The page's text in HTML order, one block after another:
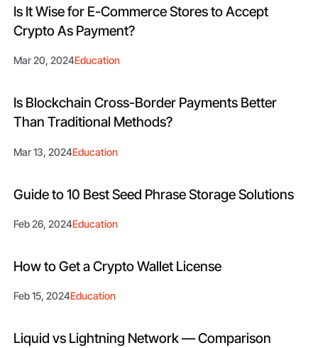
Is It Wise for E-Commerce Stores to Accept
Crypto As Payment?
Mar 20, 2024Education
Is Blockchain Cross-Border Payments Better
Than Traditional Methods?
Mar 13, 2024Education
Guide to 10 Best Seed Phrase Storage Solutions
Feb 26, 2024Education
How to Get a Crypto Wallet License
Feb 15, 2024Education
Liquid vs Lightning Network — Comparison